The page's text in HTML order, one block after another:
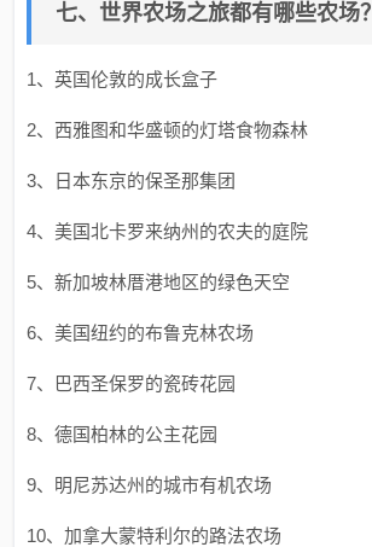
七、世界农场之旅都有哪些农场？
1、英国伦敦的成长盒子
2、西雅图和华盛顿的灯塔食物森林
3、日本东京的保圣那集团
4、美国北卡罗来纳州的农夫的庭院
5、新加坡林厝港地区的绿色天空
6、美国纽约的布鲁克林农场
7、巴西圣保罗的瓷砖花园
8、德国柏林的公主花园
9、明尼苏达州的城市有机农场
10、加拿大蒙特利尔的路法农场